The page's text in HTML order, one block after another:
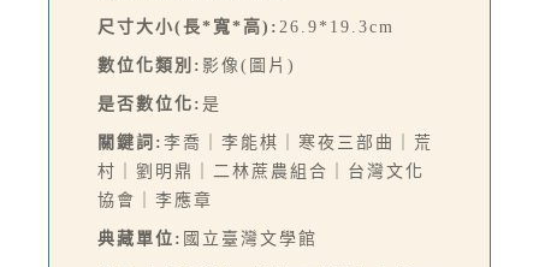
尺寸大小(長*寬*高): 26.9*19.3cm
數位化類別: 影像(圖片)
是否數位化: 是
關鍵詞: 李喬｜李能棋｜寒夜三部曲｜荒
村｜劉明鼎｜二林蔗農組合｜台灣文化
協會｜李應章
典藏單位: 國立臺灣文學館